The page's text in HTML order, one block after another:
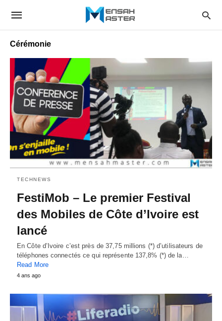
Cérémonie
TECHNEWS
FestiMob – Le premier Festival
des Mobiles de Côte d’Ivoire est
lancé
En Côte d’Ivoire c’est près de 37,75 millions (*) d’utilisateurs de
téléphones connectés ce qui représente 137,8% (*) de la…
Read More
4 ans ago